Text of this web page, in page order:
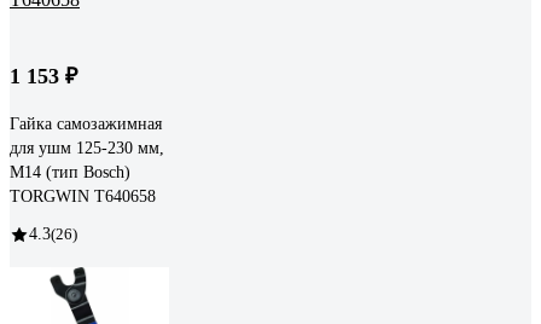
1 153 ₽
Гайка самозажимная
для ушм 125-230 мм,
М14 (тип Bosch)
TORGWIN T640658
4.3(26)